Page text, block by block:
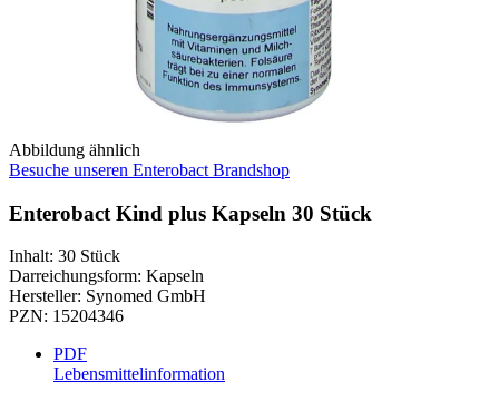
Abbildung ähnlich
Besuche unseren Enterobact Brandshop
Enterobact Kind plus Kapseln 30 Stück
Inhalt: 30 Stück
Darreichungsform: Kapseln
Hersteller: Synomed GmbH
PZN: 15204346
PDF
Lebensmittelinformation